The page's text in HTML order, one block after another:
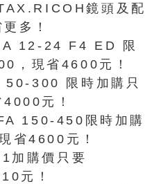
鏡頭及配
多！
12-24 F4 ED 限
，現省4600元！
300 限時加購只
元！
150-450限時加購
省4600元！
加購價只要
元！